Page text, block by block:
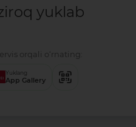
yuklab
orqali o‘rnating:
Yuklang
App Gallery